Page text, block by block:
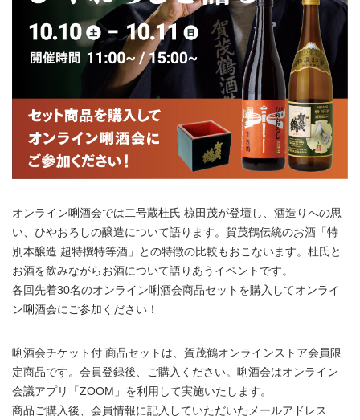
オンライン唎酒会では二号蔵杜氏 椋田茂が登壇し、酒造りへの思
い、ひやおろしの醸造について語ります。賀茂鶴伝統のお酒「特
別本醸造 超特撰特等酒」との特徴の比較もおこないます。杜氏と
お酒を飲みながらお酒について語りあうイベントです。
各回先着30名のオンライン唎酒会商品セットを購入してオンライ
ン唎酒会にご参加ください！
唎酒会チケット付 商品セットは、賀茂鶴オンラインストア会員限
定商品です。会員登録後、ご購入ください。唎酒会はオンライン
会議アプリ「ZOOM」を利用して実施いたします。
商品ご購入後、会員情報に記入していただいたメールアドレス